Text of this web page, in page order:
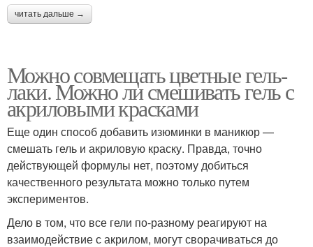
читать дальше →
Можно совмещать цветные гель-
лаки. Можно ли смешивать гель с
акриловыми красками
Еще один способ добавить изюминки в маникюр —
смешать гель и акриловую краску. Правда, точно
действующей формулы нет, поэтому добиться
качественного результата можно только путем
экспериментов.
Дело в том, что все гели по-разному реагируют на
взаимодействие с акрилом, могут сворачиваться до